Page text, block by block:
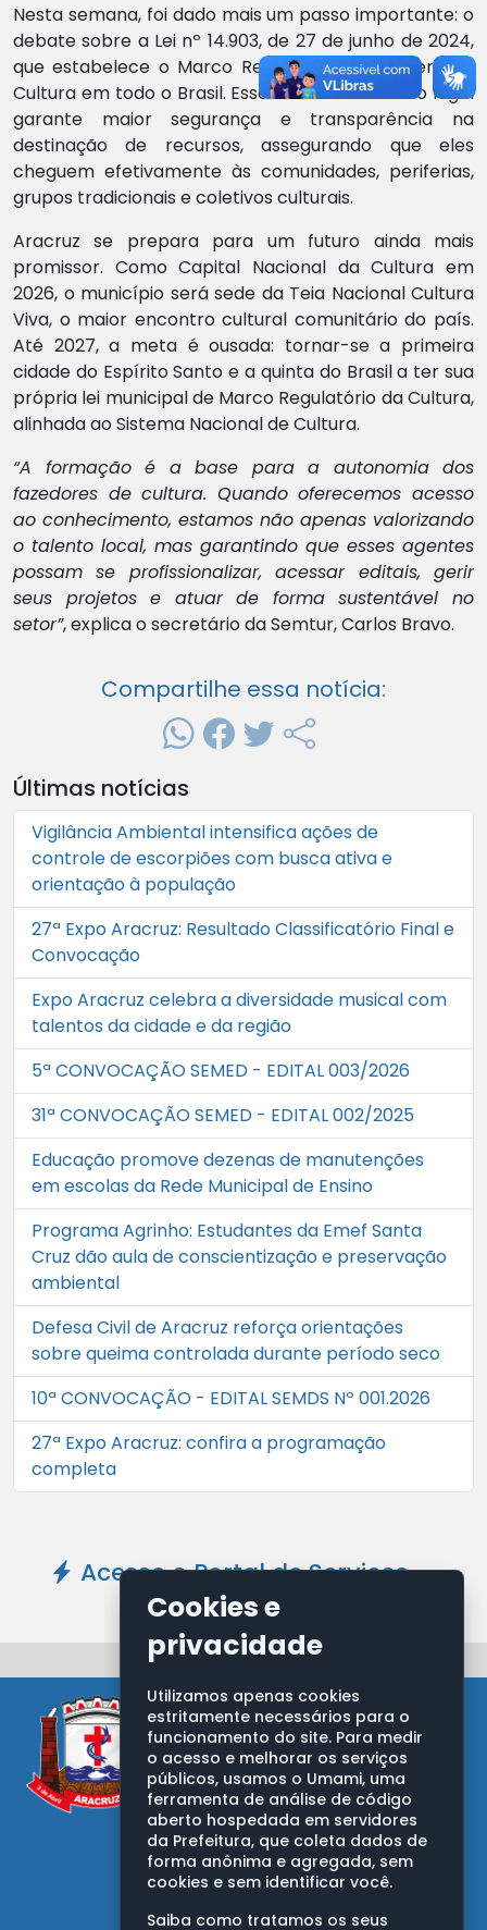
Nesta semana, foi dado mais um passo importante: o
debate sobre a Lei nº 14.903, de 27 de junho de 2024,
que estabelece o Marco Regulatório do Fomento à
Cultura em todo o Brasil. Esse novo instrumento legal
garante maior segurança e transparência na
destinação de recursos, assegurando que eles
cheguem efetivamente às comunidades, periferias,
grupos tradicionais e coletivos culturais.
Aracruz se prepara para um futuro ainda mais
promissor. Como Capital Nacional da Cultura em
2026, o município será sede da Teia Nacional Cultura
Viva, o maior encontro cultural comunitário do país.
Até 2027, a meta é ousada: tornar-se a primeira
cidade do Espírito Santo e a quinta do Brasil a ter sua
própria lei municipal de Marco Regulatório da Cultura,
alinhada ao Sistema Nacional de Cultura.
“A formação é a base para a autonomia dos
fazedores de cultura. Quando oferecemos acesso
ao conhecimento, estamos não apenas valorizando
o talento local, mas garantindo que esses agentes
possam se profissionalizar, acessar editais, gerir
seus projetos e atuar de forma sustentável no
setor”, explica o secretário da Semtur, Carlos Bravo.
Compartilhe essa notícia:
Últimas notícias
Vigilância Ambiental intensifica ações de
controle de escorpiões com busca ativa e
orientação à população
27ª Expo Aracruz: Resultado Classificatório Final e
Convocação
Expo Aracruz celebra a diversidade musical com
talentos da cidade e da região
5ª CONVOCAÇÃO SEMED - EDITAL 003/2026
31ª CONVOCAÇÃO SEMED - EDITAL 002/2025
Educação promove dezenas de manutenções
em escolas da Rede Municipal de Ensino
Programa Agrinho: Estudantes da Emef Santa
Cruz dão aula de conscientização e preservação
ambiental
Defesa Civil de Aracruz reforça orientações
sobre queima controlada durante período seco
10ª CONVOCAÇÃO - EDITAL SEMDS Nº 001.2026
27ª Expo Aracruz: confira a programação
completa
Acesse o Portal de Serviços -
Clique Aqui
PREFEITURA MUNICIPAL DE ARACRUZ
Av. Morobá, nº 20, Bairro Morobá
Aracruz/ES - CEP: 29192-733
Cookies e
privacidade
Utilizamos apenas cookies
estritamente necessários para o
funcionamento do site. Para medir
o acesso e melhorar os serviços
públicos, usamos o Umami, uma
ferramenta de análise de código
aberto hospedada em servidores
da Prefeitura, que coleta dados de
forma anônima e agregada, sem
cookies e sem identificar você.
Saiba como tratamos os seus